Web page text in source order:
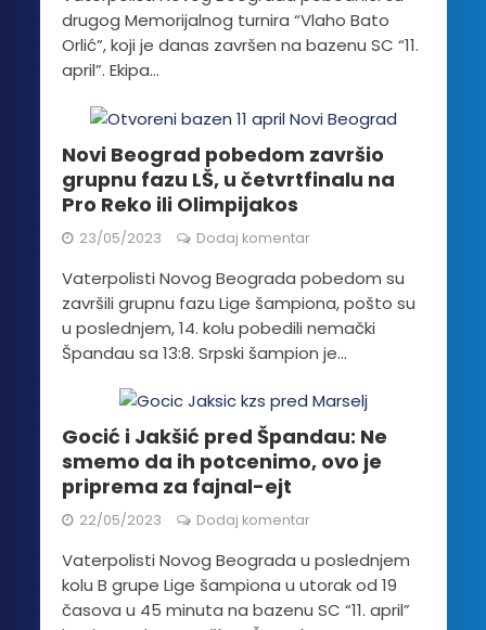
drugog Memorijalnog turnira “Vlaho Bato
Orlić”, koji je danas završen na bazenu SC “11.
april”. Ekipa...
Novi Beograd pobedom završio
grupnu fazu LŠ, u četvrtfinalu na
Pro Reko ili Olimpijakos
23/05/2023 Dodaj komentar
Vaterpolisti Novog Beograda pobedom su
završili grupnu fazu Lige šampiona, pošto su
u poslednjem, 14. kolu pobedili nemački
Špandau sa 13:8. Srpski šampion je...
Gocić i Jakšić pred Špandau: Ne
smemo da ih potcenimo, ovo je
priprema za fajnal-ejt
22/05/2023 Dodaj komentar
Vaterpolisti Novog Beograda u poslednjem
kolu B grupe Lige šampiona u utorak od 19
časova u 45 minuta na bazenu SC “11. april”